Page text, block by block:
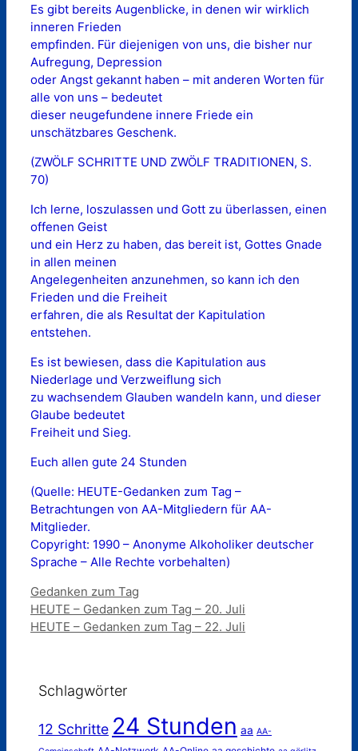
Es gibt bereits Augenblicke, in denen wir wirklich
inneren Frieden
empfinden. Für diejenigen von uns, die bisher nur
Aufregung, Depression
oder Angst gekannt haben – mit anderen Worten für
alle von uns – bedeutet
dieser neugefundene innere Friede ein
unschätzbares Geschenk.
(ZWÖLF SCHRITTE UND ZWÖLF TRADITIONEN, S.
70)
Ich lerne, loszulassen und Gott zu überlassen, einen
offenen Geist
und ein Herz zu haben, das bereit ist, Gottes Gnade
in allen meinen
Angelegenheiten anzunehmen, so kann ich den
Frieden und die Freiheit
erfahren, die als Resultat der Kapitulation
entstehen.
Es ist bewiesen, dass die Kapitulation aus
Niederlage und Verzweiflung sich
zu wachsendem Glauben wandeln kann, und dieser
Glaube bedeutet
Freiheit und Sieg.
Euch allen gute 24 Stunden
(Quelle: HEUTE-Gedanken zum Tag –
Betrachtungen von AA-Mitgliedern für AA-
Mitglieder.
Copyright: 1990 – Anonyme Alkoholiker deutscher
Sprache – Alle Rechte vorbehalten)
Kategorien
Gedanken zum Tag
HEUTE – Gedanken zum Tag – 20. Juli
HEUTE – Gedanken zum Tag – 22. Juli
Schlagwörter
12 Schritte 24 Stunden aa AA-